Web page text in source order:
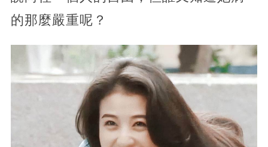
的那麼嚴重呢？